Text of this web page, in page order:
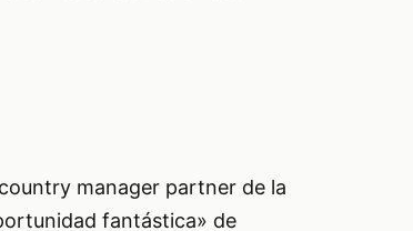
manager partner de la
fantástica» de